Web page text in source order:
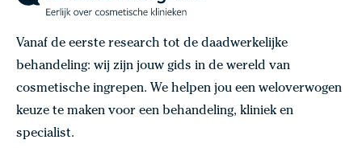
Vanaf de eerste research tot de daadwerkelijke
behandeling: wij zijn jouw gids in de wereld van
cosmetische ingrepen. We helpen jou een weloverwogen
keuze te maken voor een behandeling, kliniek en
specialist.